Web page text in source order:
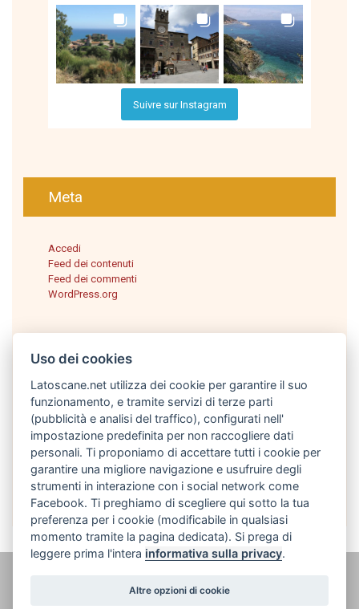
Suivre sur Instagram
Meta
Accedi
Feed dei contenuti
Feed dei commenti
WordPress.org
informazioni legali
Uso dei cookies
Latoscane.net utilizza dei cookie per garantire il suo
funzionamento, e tramite servizi di terze parti
(pubblicità e analisi del traffico), configurati nell'
impostazione predefinita per non raccogliere dati
personali. Ti proponiamo di accettare tutti i cookie per
garantire una migliore navigazione e usufruire degli
strumenti in interazione con i social network come
Facebook. Ti preghiamo di scegliere qui sotto la tua
preferenza per i cookie (modificabile in qualsiasi
momento tramite la pagina dedicata). Si prega di
leggere prima l'intera informativa sulla privacy.
Altre opzioni di cookie